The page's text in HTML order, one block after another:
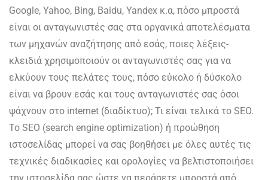
Google, Yahoo, Bing, Baidu, Yandex κ.α, πόσο μπροστά
είναι οι ανταγωνιστές σας στα οργανικά αποτελέσματα
των μηχανών αναζήτησης από εσάς, ποιες λέξεις-
κλειδιά χρησιμοποιούν οι ανταγωνιστές σας για να
ελκύουν τους πελάτες τους, πόσο εύκολο ή δύσκολο
είναι να βρουν εσάς και τους ανταγωνιστές σας όσοι
ψάχνουν στο internet (διαδίκτυο); Τι είναι τελικά το SEO.
Το SEO (search engine optimization) ή προώθηση
ιστοσελίδας μπορεί να σας βοηθήσει με όλες αυτές τις
τεχνικές διαδικασίες και ορολογίες να βελτιστοποιήσει